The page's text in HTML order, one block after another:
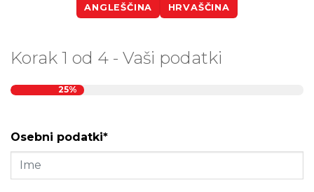
ANGLEŠČINA HRVAŠČINA
Korak 1 od 4 - Vaši podatki
25%
Osebni podatki*